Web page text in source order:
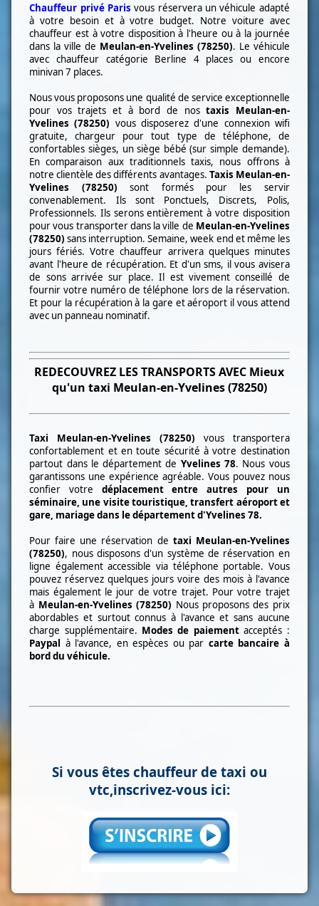
Chauffeur privé Paris vous réservera un véhicule adapté
à votre besoin et à votre budget. Notre voiture avec
chauffeur est à votre disposition à l'heure ou à la journée
dans la ville de Meulan-en-Yvelines (78250). Le véhicule
avec chauffeur catégorie Berline 4 places ou encore
minivan 7 places.
Nous vous proposons une qualité de service exceptionnelle
pour vos trajets et à bord de nostaxis Meulan-en-
Yvelines (78250) vous disposerez d'une connexion wifi
gratuite, chargeur pour tout type de téléphone, de
confortables sièges, un siège bébé (sur simple demande).
En comparaison aux traditionnels taxis, nous offrons à
notre clientèle des différents avantages. Taxis Meulan-en-
Yvelines (78250) sont formés pour les servir
convenablement. Ils sont Ponctuels, Discrets, Polis,
Professionnels. Ils serons entièrement à votre disposition
pour vous transporter dans la ville de Meulan-en-Yvelines
(78250) sans interruption. Semaine, week end et même les
jours fériés. Votre chauffeur arrivera quelques minutes
avant l'heure de récupération. Et d'un sms, il vous avisera
de sons arrivée sur place. Il est vivement conseillé de
fournir votre numéro de téléphone lors de la réservation.
Et pour la récupération à la gare et aéroport il vous attend
avec un panneau nominatif.
REDECOUVREZ LES TRANSPORTS AVEC Mieux
qu'un taxi Meulan-en-Yvelines (78250)
Taxi Meulan-en-Yvelines (78250) vous transportera
confortablement et en toute sécurité à votre destination
partout dans le département de Yvelines 78. Nous vous
garantissons une expérience agréable. Vous pouvez nous
confier votre déplacement entre autres pour un
séminaire, une visite touristique, transfert aéroport et
gare, mariage dans le département d'Yvelines 78.
Pour faire une réservation de taxi Meulan-en-Yvelines
(78250), nous disposons d'un système de réservation en
ligne également accessible via téléphone portable. Vous
pouvez réservez quelques jours voire des mois à l'avance
mais également le jour de votre trajet. Pour votre trajet
à Meulan-en-Yvelines (78250) Nous proposons des prix
abordables et surtout connus à l'avance et sans aucune
charge supplémentaire. Modes de paiementacceptés :
Paypal à l'avance, en espèces ou par carte bancaire à
bord du véhicule.
Si vous êtes chauffeur de taxi ou
vtc,inscrivez-vous ici: